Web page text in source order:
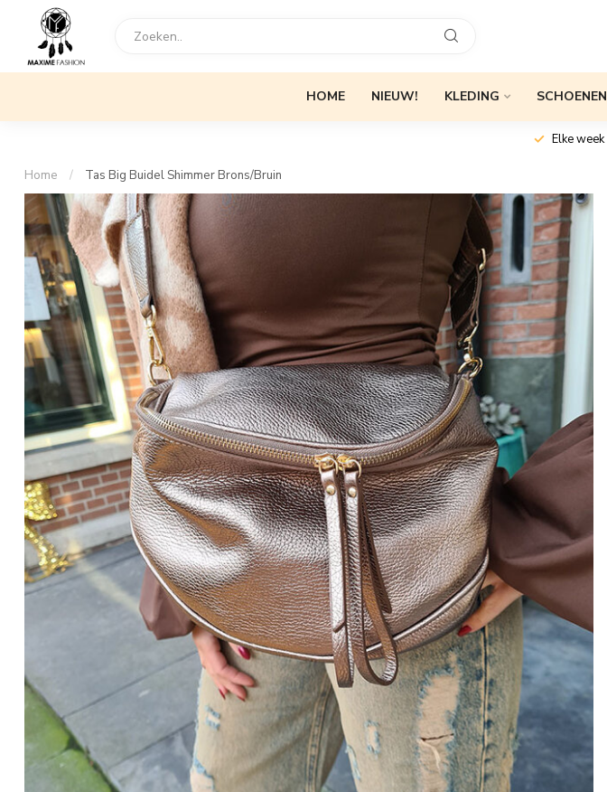
HOME NIEUW! KLEDING SCHOENEN
Elke week
Home / Tas Big Buidel Shimmer Brons/Bruin